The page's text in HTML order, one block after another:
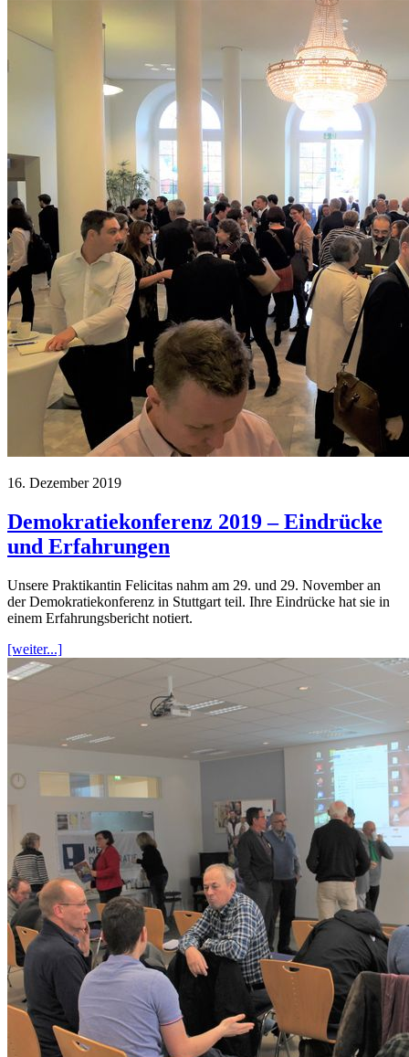
16. Dezember 2019
Demokratiekonferenz 2019 – Eindrücke
und Erfahrungen
Unsere Praktikantin Felicitas nahm am 29. und 29. November an
der Demokratiekonferenz in Stuttgart teil. Ihre Eindrücke hat sie in
einem Erfahrungsbericht notiert.
[weiter...]